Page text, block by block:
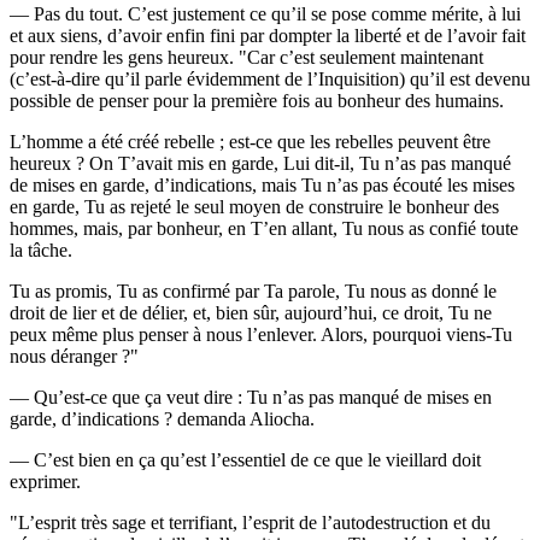
— Pas du tout. C’est justement ce qu’il se pose comme mérite, à lui
et aux siens, d’avoir enfin fini par dompter la liberté et de l’avoir fait
pour rendre les gens heureux. "Car c’est seulement maintenant
(c’est-à-dire qu’il parle évidemment de l’Inquisition) qu’il est devenu
possible de penser pour la première fois au bonheur des humains.
L’homme a été créé rebelle ; est-ce que les rebelles peuvent être
heureux ? On T’avait mis en garde, Lui dit-il, Tu n’as pas manqué
de mises en garde, d’indications, mais Tu n’as pas écouté les mises
en garde, Tu as rejeté le seul moyen de construire le bonheur des
hommes, mais, par bonheur, en T’en allant, Tu nous as confié toute
la tâche.
Tu as promis, Tu as confirmé par Ta parole, Tu nous as donné le
droit de lier et de délier, et, bien sûr, aujourd’hui, ce droit, Tu ne
peux même plus penser à nous l’enlever. Alors, pourquoi viens-Tu
nous déranger ?"
— Qu’est-ce que ça veut dire : Tu n’as pas manqué de mises en
garde, d’indications ? demanda Aliocha.
— C’est bien en ça qu’est l’essentiel de ce que le vieillard doit
exprimer.
"L’esprit très sage et terrifiant, l’esprit de l’autodestruction et du